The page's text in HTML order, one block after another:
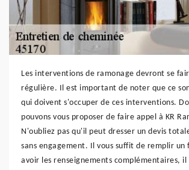
Les interventions de ramonage devront se
régulière. Il est important de noter que ce
qui doivent s'occuper de ces interventions.
pouvons vous proposer de faire appel à KR
N'oubliez pas qu'il peut dresser un devis
sans engagement. Il vous suffit de remplir un
avoir les renseignements complémentaires,